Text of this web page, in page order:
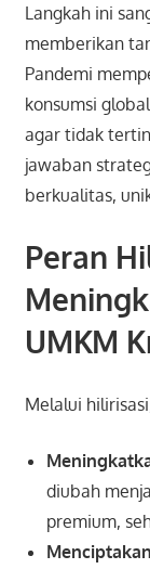
Langkah ini
memberikan
Pandemi
konsumsi
agar tidak
jawaban
berkualitas,
Peran
UMKM
Melalui
diubah
premium,